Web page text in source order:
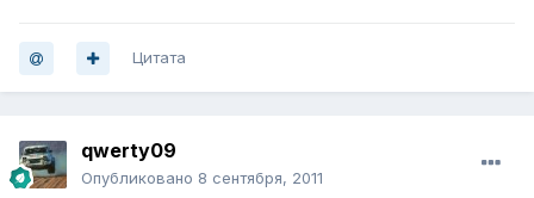
Цитата
qwerty09
Опубликовано 8 сентября, 2011